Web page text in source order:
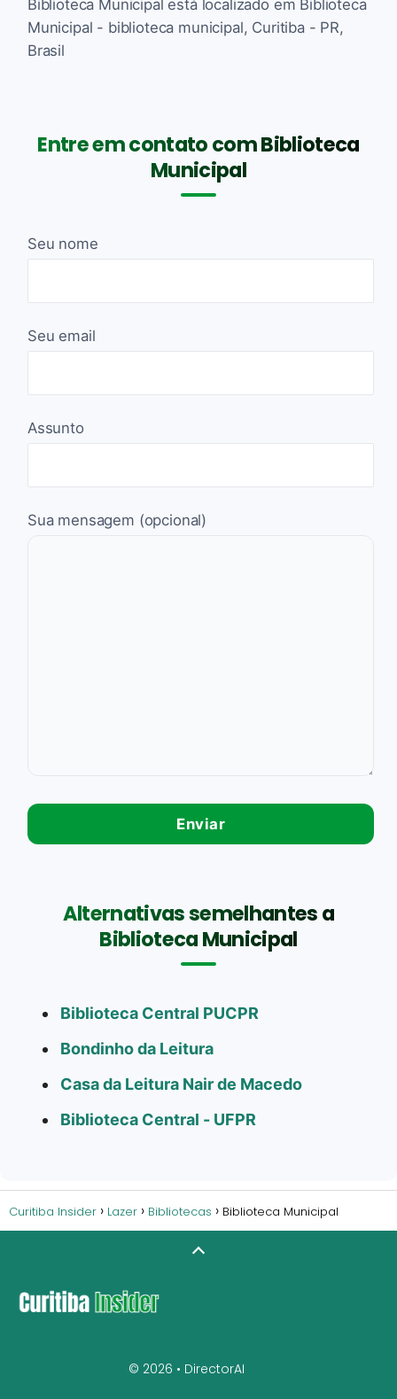
Biblioteca Municipal está localizado em Biblioteca
Municipal - biblioteca municipal, Curitiba - PR,
Brasil
Entre em contato com Biblioteca
Municipal
Seu nome
Seu email
Assunto
Sua mensagem (opcional)
Alternativas semelhantes a
Biblioteca Municipal
Biblioteca Central PUCPR
Bondinho da Leitura
Casa da Leitura Nair de Macedo
Biblioteca Central - UFPR
Curitiba Insider Lazer Bibliotecas Biblioteca Municipal
© 2026 • DirectorAI